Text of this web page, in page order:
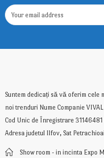
Suntem dedicați să vă oferim cele
noi trenduri Nume Companie
Cod Unic de Înregistrare
Adresa judetul Ilfov, Sat
Show room - in incinta Expo